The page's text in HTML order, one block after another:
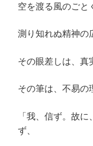
空を渡る風のごと
測り知れぬ精神の
その眼差しは、真
その筆は、不易の
「我、信ず。故
ず、